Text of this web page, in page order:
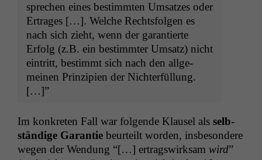
sprechen eines bes­timmten Umsatzes oder
Ertrages […]. Welche Rechts­fol­gen es
nach sich zieht, wenn der garantierte
Erfolg (z.B. ein bes­timmter Umsatz) nicht
ein­tritt, bes­timmt sich nach den all­ge­
meinen Prinzip­i­en der Nichterfüllung.
[…]”
Im konkreten Fall war fol­gende Klausel als selb­
ständi­ge Garantie beurteilt wor­den, ins­beson­dere
wegen der Wen­dung “[…] ertragswirk­sam wird”